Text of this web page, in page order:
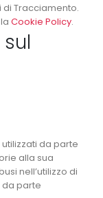
di Tracciamento.
Cookie Policy.
da parte
alla sua
nell’utilizzo di
da parte